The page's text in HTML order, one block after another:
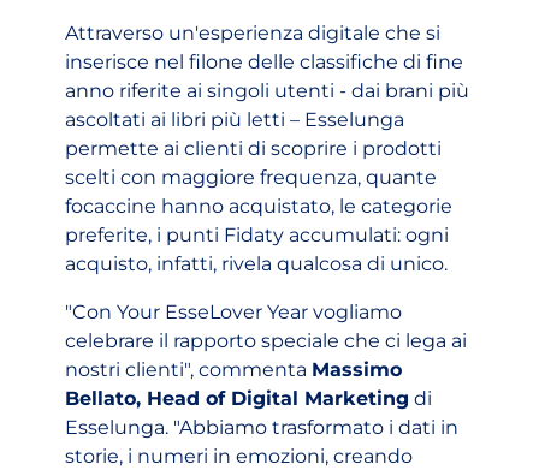
Attraverso un'esperienza digitale che si
inserisce nel filone delle classifiche di fine
anno riferite ai singoli utenti - dai brani più
ascoltati ai libri più letti – Esselunga
permette ai clienti di scoprire i prodotti
scelti con maggiore frequenza, quante
focaccine hanno acquistato, le categorie
preferite, i punti Fidaty accumulati: ogni
acquisto, infatti, rivela qualcosa di unico.
"Con Your EsseLover Year vogliamo
celebrare il rapporto speciale che ci lega ai
nostri clienti", commenta Massimo
Bellato, Head of Digital Marketing di
Esselunga. "Abbiamo trasformato i dati in
storie, i numeri in emozioni, creando